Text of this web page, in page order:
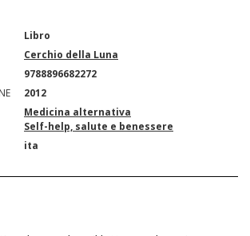
Libro
Cerchio della Luna
9788896682272
2012
Medicina alternativa
Self-help, salute e benessere
ita